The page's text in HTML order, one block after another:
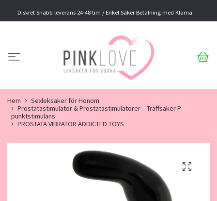
Diskret Snabb leverans 24-48 tim / Enkel Säker Betalning med Klarna
Hem
Sexleksaker för Honom
Prostatastimulator & Prostatastimulatorer – Träffsäker P-
punktstimulans
PROSTATA VIBRATOR ADDICTED TOYS